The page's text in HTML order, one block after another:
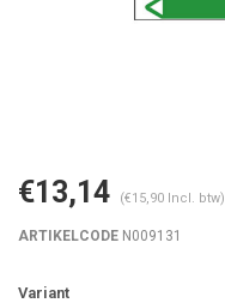
€13,14 (€15,90 Incl. btw)
ARTIKELCODE N009131
Variant